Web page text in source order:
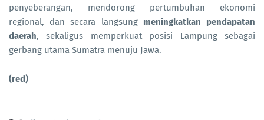
penyeberangan, mendorong pertumbuhan ekonomi
regional, dan secara langsung meningkatkan pendapatan
daerah, sekaligus memperkuat posisi Lampung sebagai
gerbang utama Sumatra menuju Jawa.
(red)